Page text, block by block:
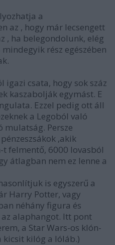
a
az , hogy már lecsengett
, ha belegondolunk, elég
rész egészében
igazi csata, hogy sok száz
kaszabolják egymást. E
Ezzel pedig ott áll
a Legoból való
mulatság. Persze
,akik
felmentő, 6000 lovasból
átlagban nem ez lenne a
is egyszerű a
Harry Potter, vagy
néhány figura és
alaphangot. Itt pont
a Star Wars-os klón-
kicsit kilóg a lóláb.)